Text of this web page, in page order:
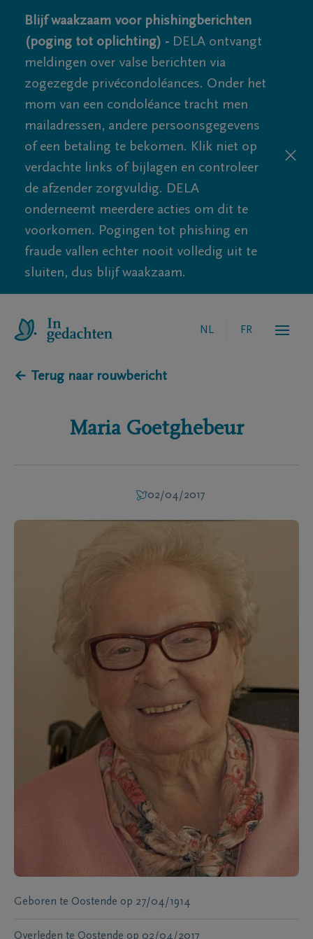
Blijf waakzaam voor phishingberichten
(poging tot oplichting) - DELA ontvangt
meldingen over valse berichten via
zogezegde privécondoléances. Onder het
mom van een condoléance tracht men
mailadressen, andere persoonsgegevens
of een betaling te bekomen. Klik niet op
verdachte links of bijlagen en controleer
de afzender zorgvuldig. DELA
onderneemt meerdere acties om dit te
voorkomen. Pogingen tot phishing en
fraude vallen echter nooit volledig uit te
sluiten, dus blijf waakzaam.
NL FR
← Terug naar rouwbericht
Maria Goetghebeur
02/04/2017
Geboren te Oostende op 27/04/1914
Overleden te Oostende op 02/04/2017